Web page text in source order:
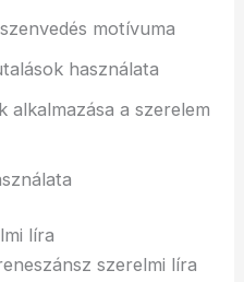
motívuma
használata
alkalmazása a szerelem
líra
szerelmi líra